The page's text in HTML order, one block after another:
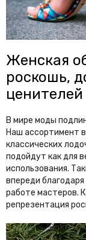
Женская
роскошь,
ценителей
В мире моды
Наш ассортимент
классических
подойдут как для
использования.
впереди
работе мастеров.
репрезентация